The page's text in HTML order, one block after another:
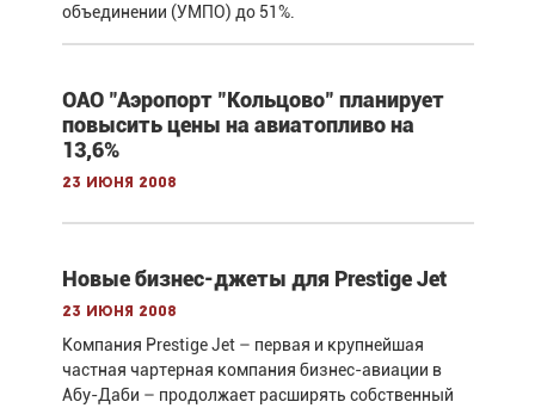
объединении (УМПО) до 51%.
ОАО "Аэропорт "Кольцово" планирует
повысить цены на авиатопливо на
13,6%
23 июня 2008
Новые бизнес-джеты для Prestige Jet
23 июня 2008
Компания Prestige Jet – первая и крупнейшая
частная чартерная компания бизнес-авиации в
Абу-Даби – продолжает расширять собственный